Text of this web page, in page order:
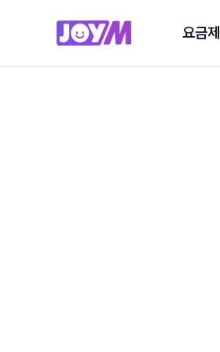
요금제